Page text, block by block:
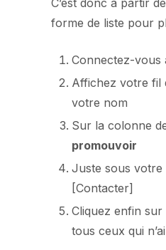
C’est donc à partir
forme de liste pour
Connectez-vous
Affichez votre fil
votre nom
Sur la colonne
promouvoir
Juste sous votre
[Contacter]
Cliquez enfin
tous ceux qui